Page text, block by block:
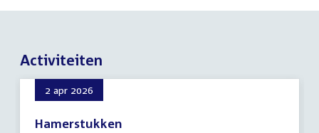
Activiteiten
2 apr 2026
Hamerstukken